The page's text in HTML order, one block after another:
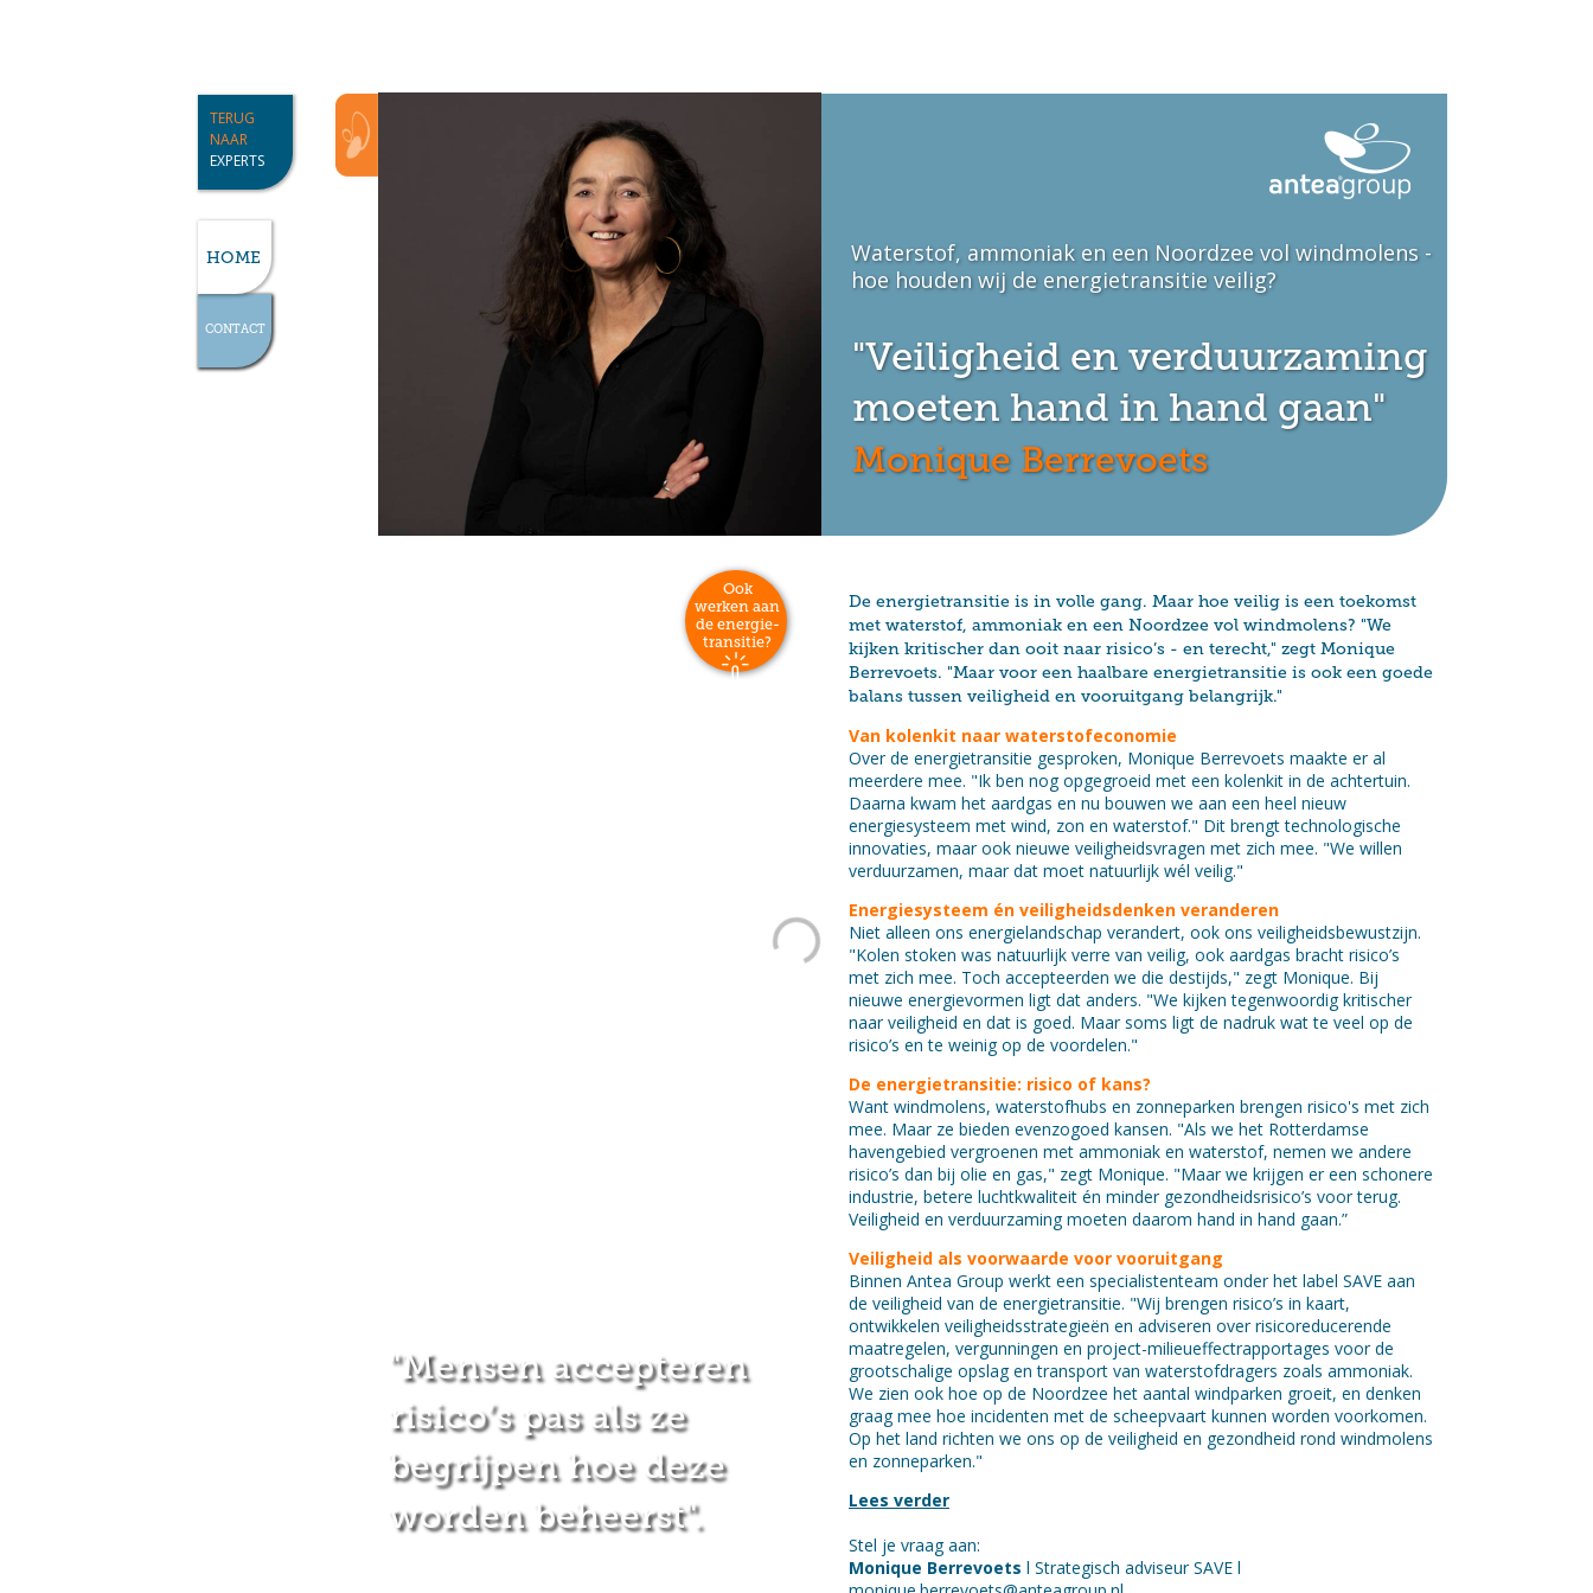
Ook
werken aan
de energie-
transitie?
"Mensen accepteren
risico’s pas als ze
begrijpen hoe deze
worden beheerst".
TERUG
NAAR
EXPERTS
HOME
CONTACT
De energietransitie is in volle gang. Maar hoe veilig is een toekomst
met waterstof, ammoniak en een Noordzee vol windmolens? "We
kijken kritischer dan ooit naar risico’s - en terecht," zegt Monique
Berrevoets. "Maar voor een haalbare energietransitie is ook een goede
balans tussen veiligheid en vooruitgang belangrijk."
Van kolenkit naar waterstofeconomie
Over de energietransitie gesproken, Monique Berrevoets maakte er al
meerdere mee. "Ik ben nog opgegroeid met een kolenkit in de achtertuin.
Daarna kwam het aardgas en nu bouwen we aan een heel nieuw
energiesysteem met wind, zon en waterstof." Dit brengt technologische
innovaties, maar ook nieuwe veiligheidsvragen met zich mee. "We willen
verduurzamen, maar dat moet natuurlijk wél veilig."
Energiesysteem én veiligheidsdenken veranderen
Niet alleen ons energielandschap verandert, ook ons veiligheidsbewustzijn.
"Kolen stoken was natuurlijk verre van veilig, ook aardgas bracht risico’s
met zich mee. Toch accepteerden we die destijds," zegt Monique. Bij
nieuwe energievormen ligt dat anders. "We kijken tegenwoordig kritischer
naar veiligheid en dat is goed. Maar soms ligt de nadruk wat te veel op de
risico’s en te weinig op de voordelen."
De energietransitie: risico of kans?
Want windmolens, waterstofhubs en zonneparken brengen risico's met zich
mee. Maar ze bieden evenzogoed kansen. "Als we het Rotterdamse
havengebied vergroenen met ammoniak en waterstof, nemen we andere
risico’s dan bij olie en gas," zegt Monique. "Maar we krijgen er een schonere
industrie, betere luchtkwaliteit én minder gezondheidsrisico’s voor terug.
Veiligheid en verduurzaming moeten daarom hand in hand gaan.”
Veiligheid als voorwaarde voor vooruitgang
Binnen Antea Group werkt een specialistenteam onder het label SAVE aan
de veiligheid van de energietransitie. "Wij brengen risico’s in kaart,
ontwikkelen veiligheidsstrategieën en adviseren over risicoreducerende
maatregelen, vergunningen en project-milieueffectrapportages voor de
grootschalige opslag en transport van waterstofdragers zoals ammoniak.
We zien ook hoe op de Noordzee het aantal windparken groeit, en denken
graag mee hoe incidenten met de scheepvaart kunnen worden voorkomen.
Op het land richten we ons op de veiligheid en gezondheid rond windmolens
en zonneparken."
Lees verder
Stel je vraag aan:
Monique Berrevoets l Strategisch adviseur SAVE l
Waterstof, ammoniak en een Noordzee vol windmolens -
hoe houden wij de energietransitie veilig?
"Veiligheid en verduurzaming
moeten hand in hand gaan"
Monique Berrevoets